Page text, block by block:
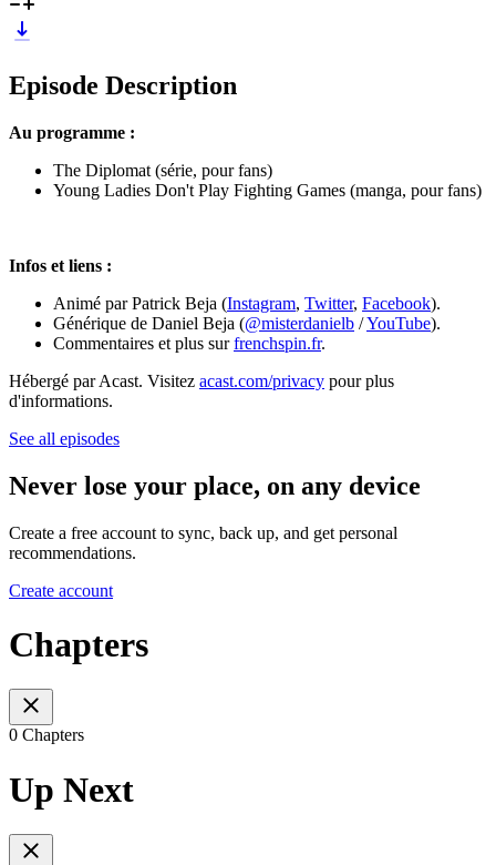
Episode Description
Au programme :
The Diplomat (série, pour fans)
Young Ladies Don't Play Fighting Games (manga, pour fans)
Infos et liens :
Animé par Patrick Beja (Instagram, Twitter, Facebook).
Générique de Daniel Beja (@misterdanielb /YouTube).
Commentaires et plus surfrenchspin.fr.
Hébergé par Acast. Visitez acast.com/privacy pour plus
d'informations.
See all episodes
Never lose your place, on any device
Create a free account to sync, back up, and get personal
recommendations.
Create account
Chapters
0 Chapters
Up Next